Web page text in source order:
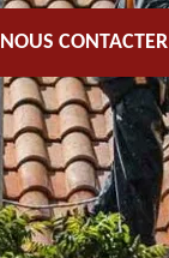
NOUS CONTACTER